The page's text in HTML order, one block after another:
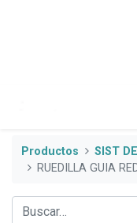
Productos
SIST
RUEDILLA GUIA